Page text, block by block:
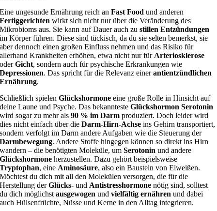
Eine ungesunde Ernährung reich anFast Foodund anderen
Fertiggerichtenwirkt sich nicht nur über die Veränderung des
Mikrobioms aus. Sie kann auf Dauer auch zustillen Entzündungen
im Körper führen. Diese sind tückisch, da du sie selten bemerkst, sie
aber dennoch einen großen Einfluss nehmen und das Risiko für
allerhand Krankheiten erhöhen, etwa nicht nur für Arteriosklerose
oderGicht, sondern auch für psychische Erkrankungen wie
Depressionen. Das spricht für die Relevanz einerantientzündlichen
Ernährung.
Schließlich spielenGlückshormoneeine große Rolle in Hinsicht auf
deine Laune und Psyche. Das bekanntesteGlückshormon Serotonin
wird sogar zu mehr als90 % im Darmproduziert. Doch leider wird
dies nicht einfach über dieDarm-Hirn-Achseins Gehirn transportiert,
sondern verfolgt im Darm andere Aufgaben wie die Steuerung der
Darmbewegung. Andere Stoffe hingegen können so direkt ins Hirn
wandern – die benötigten Moleküle, umSerotoninund andere
Glückshormoneherzustellen. Dazu gehört beispielsweise
Tryptophan, eine Aminosäure, also ein Baustein von Eiweißen.
Möchtest du dich mit all den Molekülen versorgen, die für die
Herstellung derGlücks-und Antistresshormonenötig sind, solltest
du dich möglichstausgewogenundvielfältig ernährenund dabei
auch Hülsenfrüchte, Nüsse und Kerne in den Alltag integrieren.